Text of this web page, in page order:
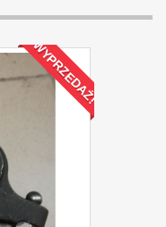
WYPRZEDAŻ!